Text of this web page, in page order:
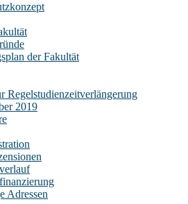
der Fakultät
Regelstudienzeitverlängerung
2019
Adressen